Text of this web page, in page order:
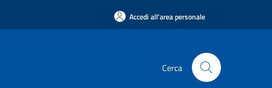
Accedi all'area personale
Cerca